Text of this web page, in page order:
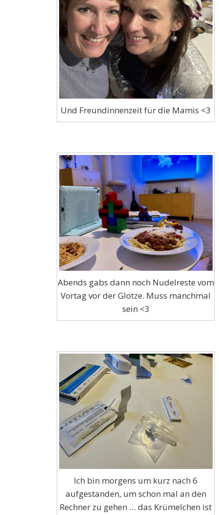
Und Freundinnenzeit für die Mamis <3
Abends gabs dann noch Nudelreste vom
Vortag vor der Glotze. Muss manchmal
sein <3
Ich bin morgens um kurz nach 6
aufgestanden, um schon mal an den
Rechner zu gehen … das Krümelchen ist